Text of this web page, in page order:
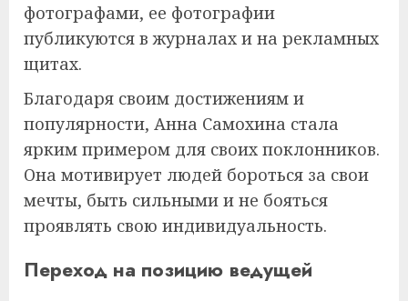
фотографами, ее фотографии
публикуются в журналах и на рекламных
щитах.
Благодаря своим достижениям и
популярности, Анна Самохина стала
ярким примером для своих поклонников.
Она мотивирует людей бороться за свои
мечты, быть сильными и не бояться
проявлять свою индивидуальность.
Переход на позицию ведущей